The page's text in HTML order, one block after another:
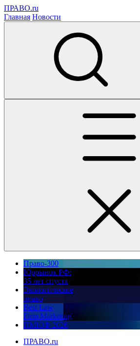
ПРАВО.ru
Главная Новости
Право-300
Юррынок РФ:
35 лет спустя
Экологическое
право
Best Law
Firm Marketing
ПМЮФ 2026
ПРАВО.ru